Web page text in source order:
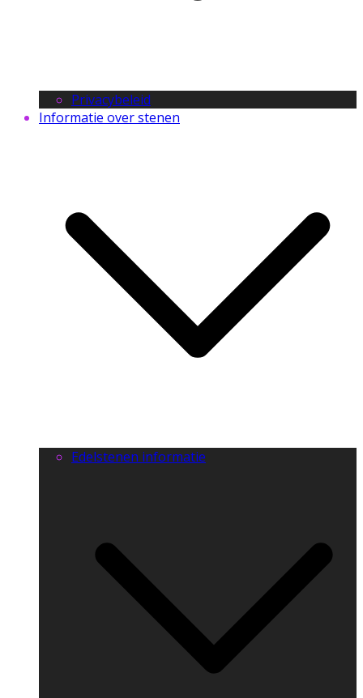
Privacybeleid
Informatie over stenen
Edelstenen informatie